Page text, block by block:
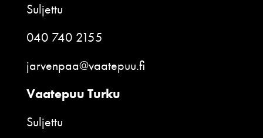
Suljettu
040 740 2155
jarvenpaa@vaatepuu.fi
Vaatepuu Turku
Suljettu